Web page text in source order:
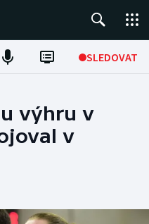
SLEDOVAT
výhru v
v